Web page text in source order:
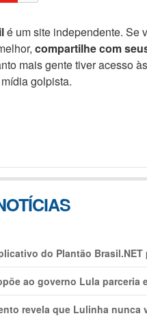
é um site independente. Se
compartilhe com
mais gente tiver acesso
golpista.
do Plantão
ao governo Lula
revela que Lulinha nunca